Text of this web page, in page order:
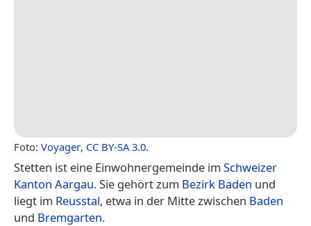
Foto: Voyager, CC BY-SA 3.0.
Stetten ist eine Einwohnergemeinde im Schweizer
Kanton Aargau. Sie gehört zum Bezirk Baden und
liegt im Reusstal, etwa in der Mitte zwischen Baden
und Bremgarten.